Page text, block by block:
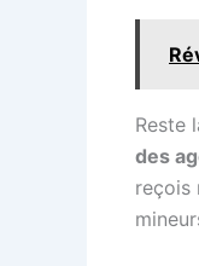
Reste
des
reçois